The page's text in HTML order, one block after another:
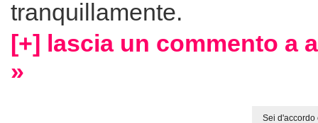
tranquillamente.
[+] lascia un commento a
»
Sei d'accordo